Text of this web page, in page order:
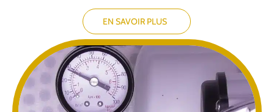
EN SAVOIR PLUS